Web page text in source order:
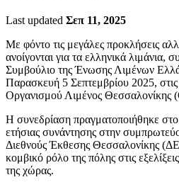
Last updated Σεπ 11, 2025
Με φόντο τις μεγάλες προκλήσεις
ανοίγονται για τα ελληνικά λιμάνια,
Συμβούλιο της Ένωσης Λιμένων
Παρασκευή 5 Σεπτεμβρίου 2025, στις
Οργανισμού Λιμένος
Η συνεδρίαση πραγματοποιήθηκε
ετήσιας συνάντησης στην
Διεθνούς Έκθεσης Θεσσαλονίκης
κομβικό ρόλο της πόλης στις
της χώρας.